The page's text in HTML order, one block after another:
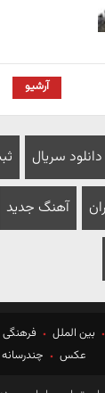
آرشیو
دانلود سریال
آهنگ جدید
بین الملل فرهنگی
عکس